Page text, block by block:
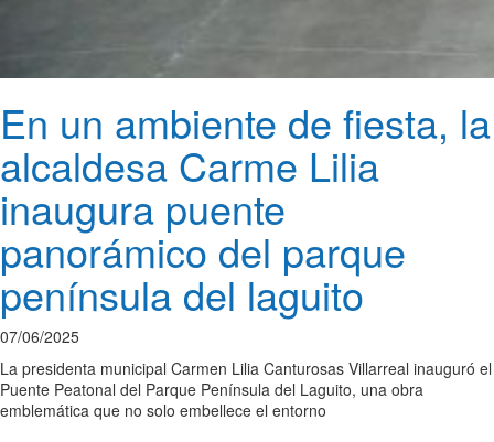
En un ambiente de fiesta, la
alcaldesa Carme Lilia
inaugura puente
panorámico del parque
península del laguito
07/06/2025
La presidenta municipal Carmen Lilia Canturosas Villarreal inauguró el
Puente Peatonal del Parque Península del Laguito, una obra
emblemática que no solo embellece el entorno